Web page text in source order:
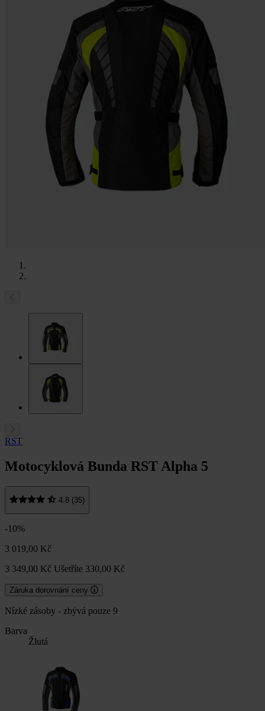
RST
Motocyklová Bunda RST Alpha 5
4.8 (35)
-10%
3 019,00 Kč
3 349,00 Kč Ušetříte 330,00 Kč
Záruka dorovnání ceny
Nízké zásoby - zbývá pouze 9
Barva
Žlutá